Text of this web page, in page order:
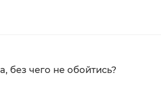
без чего не обойтись?